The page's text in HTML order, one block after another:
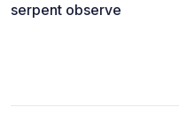
serpent observe